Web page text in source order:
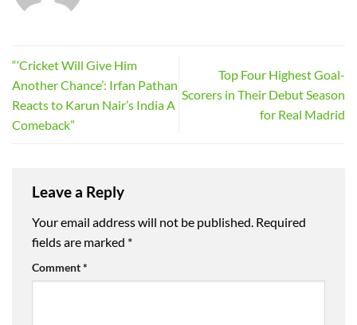
“‘Cricket Will Give Him
Another Chance’: Irfan Pathan
Reacts to Karun Nair’s India A
Comeback”
Top Four Highest Goal-
Scorers in Their Debut Season
for Real Madrid
Leave a Reply
Your email address will not be published. Required
fields are marked *
Comment*